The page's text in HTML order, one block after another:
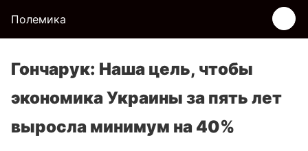
Полемика
Гончарук: Наша цель, чтобы
экономика Украины за пять лет
выросла минимум на 40%